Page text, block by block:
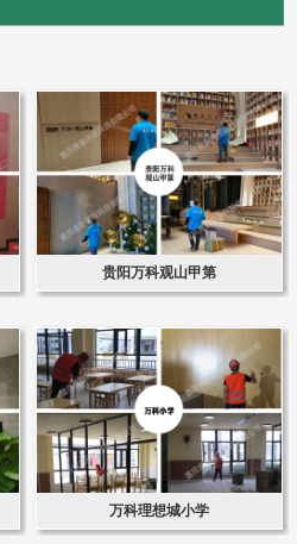
贵阳万科观山甲第
万科理想城小学